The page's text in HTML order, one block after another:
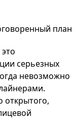
план
серьезных
невозможно
открытого,